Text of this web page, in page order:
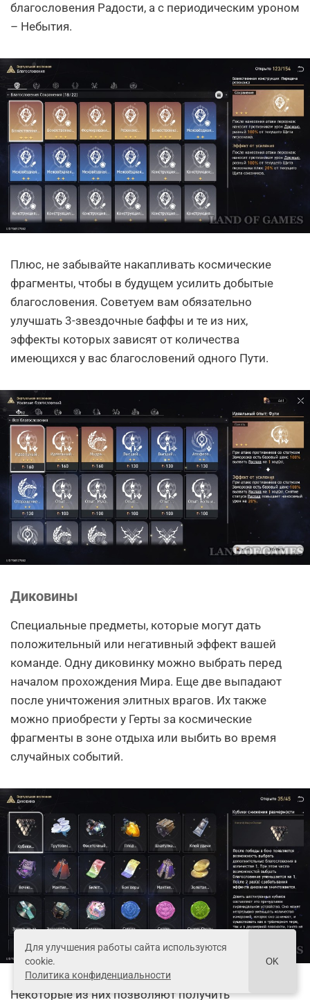
благословения Радости, а с периодическим уроном
– Небытия.
Плюс, не забывайте накапливать космические
фрагменты, чтобы в будущем усилить добытые
благословения. Советуем вам обязательно
улучшать 3-звездочные баффы и те из них,
эффекты которых зависят от количества
имеющихся у вас благословений одного Пути.
Диковины
Специальные предметы, которые могут дать
положительный или негативный эффект вашей
команде. Одну диковинку можно выбрать перед
началом прохождения Мира. Еще две выпадают
после уничтожения элитных врагов. Их также
можно приобрести у Герты за космические
фрагменты в зоне отдыха или выбить во время
случайных событий.
Некоторые из них позволяют получить
Для улучшения работы сайта используются
cookie.
Политика конфиденциальности
OK